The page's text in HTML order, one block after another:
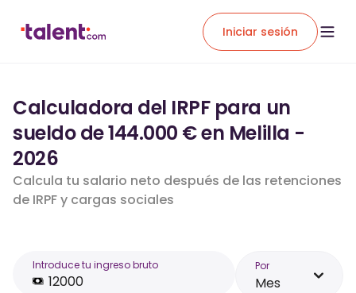
Iniciar sesión
Calculadora del IRPF para un
sueldo de 144.000 € en Melilla -
2026
Calcula tu salario neto después de las retenciones
de IRPF y cargas sociales
Introduce tu ingreso bruto Por
Mes